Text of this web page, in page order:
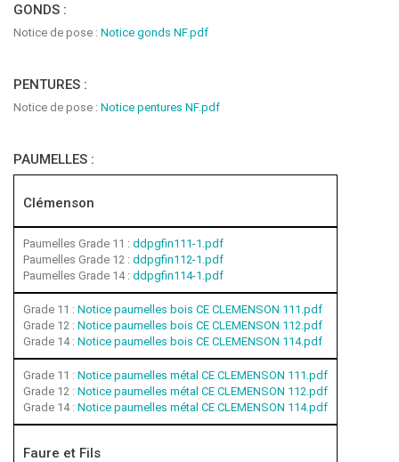
GONDS :
Notice de pose : Notice gonds NF.pdf
PENTURES :
Notice de pose : Notice pentures NF.pdf
PAUMELLES :
Clémenson
Paumelles Grade 11 : ddpgfin111-1.pdf
Paumelles Grade 12 : ddpgfin112-1.pdf
Paumelles Grade 14 : ddpgfin114-1.pdf
Grade 11 : Notice paumelles bois CE CLEMENSON 111.pdf
Grade 12 : Notice paumelles bois CE CLEMENSON 112.pdf
Grade 14 : Notice paumelles bois CE CLEMENSON 114.pdf
Grade 11 : Notice paumelles métal CE CLEMENSON 111.pdf
Grade 12 : Notice paumelles métal CE CLEMENSON 112.pdf
Grade 14 : Notice paumelles métal CE CLEMENSON 114.pdf
Faure et Fils